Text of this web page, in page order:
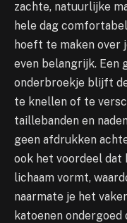
zachte, natuurlijke
hele dag
hoeft te maken over
even belangrijk. Een
onderbroekje blijft
te knellen of te
taillebanden en
geen afdrukken
ook het voordeel dat
lichaam vormt,
naarmate je het
katoenen ondergoed